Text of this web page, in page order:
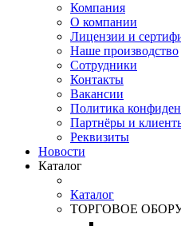
Компания
О компании
Лицензии и
Наше производство
Сотрудники
Контакты
Вакансии
Политика
Партнёры и
Реквизиты
Новости
Каталог
Каталог
ТОРГОВОЕ